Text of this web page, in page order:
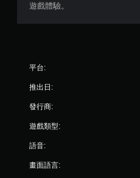
遊戲體驗。
平台:
推出日:
發行商:
遊戲類型:
語音:
畫面語言: